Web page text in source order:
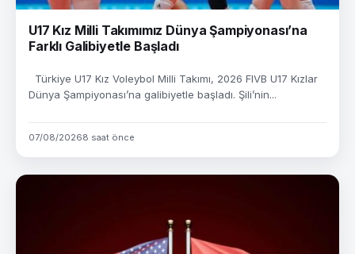
U17 Kız Milli Takımımız Dünya Şampiyonası’na
Farklı Galibiyetle Başladı
Türkiye U17 Kız Voleybol Milli Takımı, 2026 FIVB U17 Kızlar
Dünya Şampiyonası’na galibiyetle başladı. Şili’nin...
07/08/20268 saat önce